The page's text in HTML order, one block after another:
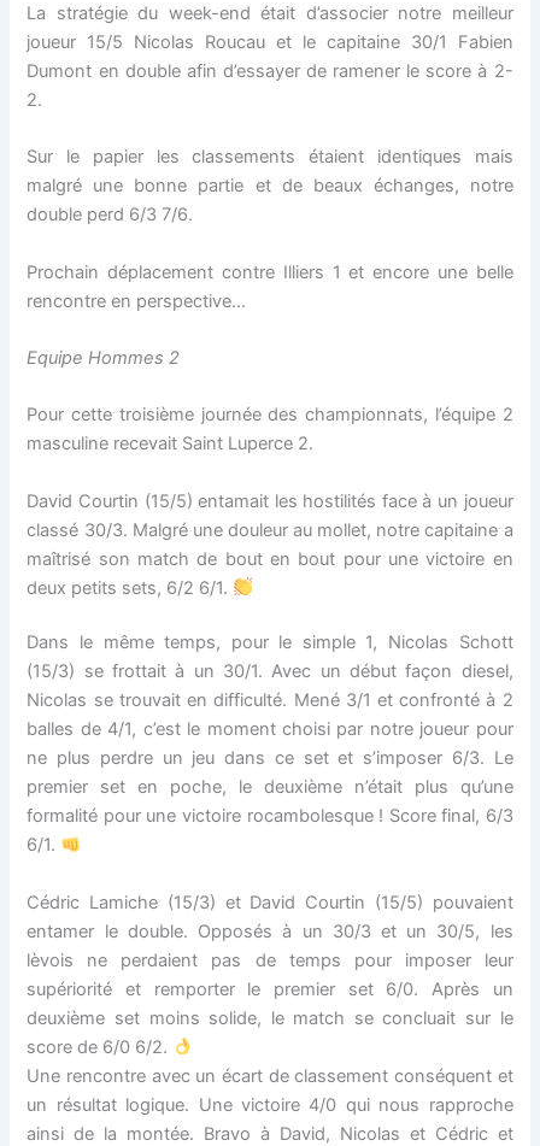
La stratégie du week-end était d’associer notre meilleur
joueur 15/5 Nicolas Roucau et le capitaine 30/1 Fabien
Dumont en double afin d’essayer de ramener le score à 2-
2.
Sur le papier les classements étaient identiques mais
malgré une bonne partie et de beaux échanges, notre
double perd 6/3 7/6.
Prochain déplacement contre Illiers 1 et encore une belle
rencontre en perspective…
Equipe Hommes 2
Pour cette troisième journée des championnats, l’équipe 2
masculine recevait Saint Luperce 2.
David Courtin (15/5) entamait les hostilités face à un joueur
classé 30/3. Malgré une douleur au mollet, notre capitaine a
maîtrisé son match de bout en bout pour une victoire en
deux petits sets, 6/2 6/1.
Dans le même temps, pour le simple 1, Nicolas Schott
(15/3) se frottait à un 30/1. Avec un début façon diesel,
Nicolas se trouvait en difficulté. Mené 3/1 et confronté à 2
balles de 4/1, c’est le moment choisi par notre joueur pour
ne plus perdre un jeu dans ce set et s’imposer 6/3. Le
premier set en poche, le deuxième n’était plus qu’une
formalité pour une victoire rocambolesque ! Score final, 6/3
6/1.
Cédric Lamiche (15/3) et David Courtin (15/5) pouvaient
entamer le double. Opposés à un 30/3 et un 30/5, les
lèvois ne perdaient pas de temps pour imposer leur
supériorité et remporter le premier set 6/0. Après un
deuxième set moins solide, le match se concluait sur le
score de 6/0 6/2.
Une rencontre avec un écart de classement conséquent et
un résultat logique. Une victoire 4/0 qui nous rapproche
ainsi de la montée. Bravo à David, Nicolas et Cédric et